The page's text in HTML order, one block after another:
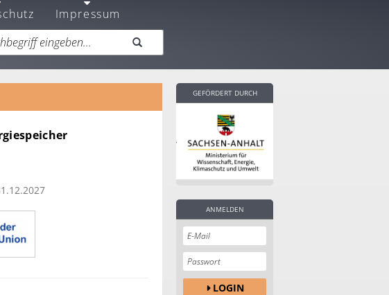
Impressum
GEFÖRDERT DURCH
ANMELDEN
LOGIN